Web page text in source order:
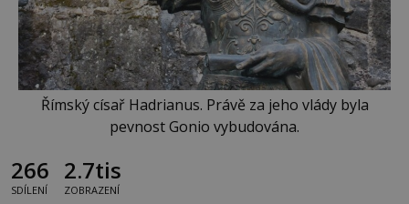
Římský císař Hadrianus. Právě za jeho vlády byla
pevnost Gonio vybudována.
266
SDÍLENÍ
2.7tis
ZOBRAZENÍ